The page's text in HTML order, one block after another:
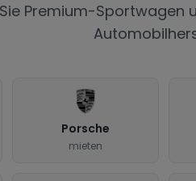
Premium-Sportwagen
Porsche
mieten